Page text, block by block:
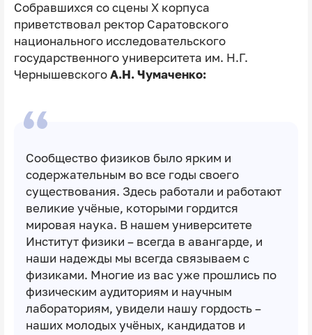
Собравшихся со сцены Х корпуса
приветствовал ректор Саратовского
национального исследовательского
государственного университета им. Н.Г.
Чернышевского А.Н. Чумаченко:
Сообщество физиков было ярким и
содержательным во все годы своего
существования. Здесь работали и работают
великие учёные, которыми гордится
мировая наука. В нашем университете
Институт физики – всегда в авангарде, и
наши надежды мы всегда связываем с
физиками. Многие из вас уже прошлись по
физическим аудиториям и научным
лабораториям, увидели нашу гордость –
наших молодых учёных, кандидатов и